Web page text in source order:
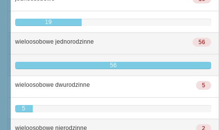
19
56
wieloosobowe jednorodzinne
56
5
wieloosobowe dwurodzinne
5
2
wieloosobowe nierodzinne